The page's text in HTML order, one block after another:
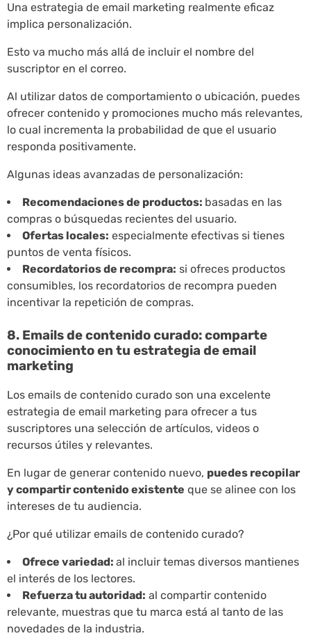
Una estrategia de email marketing realmente eficaz
implica personalización.
Esto va mucho más allá de incluir el nombre del
suscriptor en el correo.
Al utilizar datos de comportamiento o ubicación, puedes
ofrecer contenido y promociones mucho más relevantes,
lo cual incrementa la probabilidad de que el usuario
responda positivamente.
Algunas ideas avanzadas de personalización:
Recomendaciones de productos: basadas en las
compras o búsquedas recientes del usuario.
Ofertas locales: especialmente efectivas si tienes
puntos de venta físicos.
Recordatorios de recompra: si ofreces productos
consumibles, los recordatorios de recompra pueden
incentivar la repetición de compras.
8. Emails de contenido curado: comparte
conocimiento en tu estrategia de email
marketing
Los emails de contenido curado son una excelente
estrategia de email marketing para ofrecer a tus
suscriptores una selección de artículos, videos o
recursos útiles y relevantes.
En lugar de generar contenido nuevo, puedes recopilar
y compartir contenido existente que se alinee con los
intereses de tu audiencia.
¿Por qué utilizar emails de contenido curado?
Ofrece variedad: al incluir temas diversos mantienes
el interés de los lectores.
Refuerza tu autoridad: al compartir contenido
relevante, muestras que tu marca está al tanto de las
novedades de la industria.